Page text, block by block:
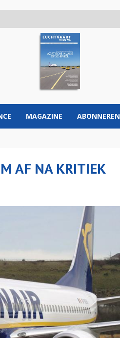
MAGAZINE ABONNEREN
AF NA KRITIEK